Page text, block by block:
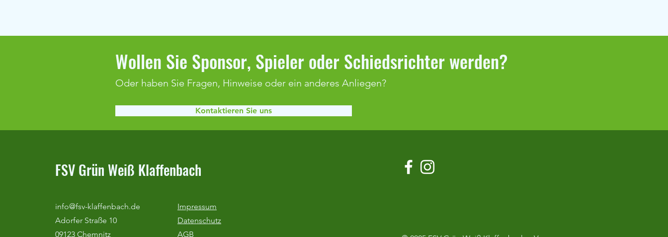
Duralin-Cup & Optimum Cup 2026
Klaffenbach bleibt weiter
Wollen Sie Sponsor, Spieler oder Schiedsrichter werden?
Oder haben Sie Fragen, Hinweise oder ein anderes Anliegen?
Kontaktieren Sie uns
FSV Grün Weiß Klaffenbach
info@fsv-klaffenbach.de
Adorfer Straße 10
09123 Chemnitz
Impressum
Datenschutz
AGB